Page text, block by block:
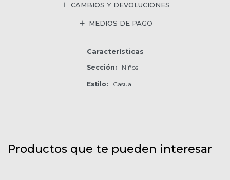
CAMBIOS Y DEVOLUCIONES
MEDIOS DE PAGO
Características
Sección Niños
Estilo Casual
Productos que te pueden interesar